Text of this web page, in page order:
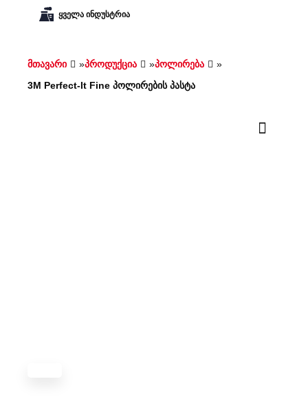
ყველა ინდუსტრია
მთავარი »პროდუქცია »პოლირება
»
3M Perfect-It Fine პოლირების პასტა